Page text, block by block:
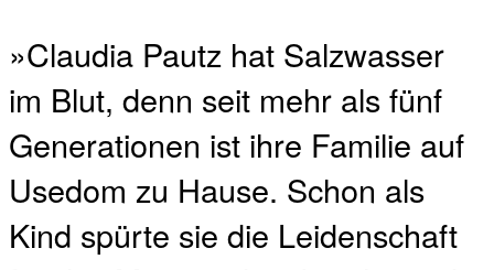
»Claudia Pautz hat Salzwasser
im Blut, denn seit mehr als fünf
Generationen ist ihre Familie auf
Usedom zu Hause. Schon als
Kind spürte sie die Leidenschaft